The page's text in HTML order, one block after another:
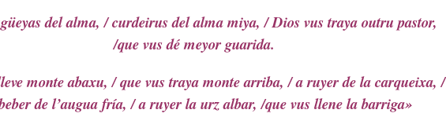
del alma, / curdeirus del alma miya, / Dios vus traya outru pastor,
/que vus dé meyor guarida.
monte abaxu, / que vus traya monte arriba, / a ruyer de la carqueixa, /
de l’augua fría, / a ruyer la urz albar, /que vus llene la barriga»